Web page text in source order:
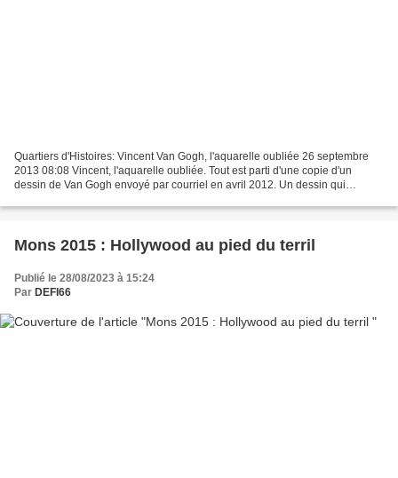
Quartiers d'Histoires: Vincent Van Gogh, l'aquarelle oubliée 26 septembre
2013 08:08 Vincent, l'aquarelle oubliée. Tout est parti d'une copie d'un
dessin de Van Gogh envoyé par courriel en avril 2012. Un dessin qui
Mons 2015 : Hollywood au pied du terril
Publié le 28/08/2023 à 15:24
Par DEFI66